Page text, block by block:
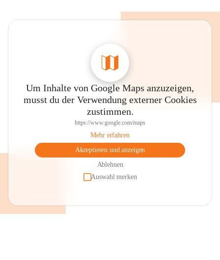
Um Inhalte von Google Maps anzuzeigen,
musst du der Verwendung externer Cookies
zustimmen.
https://www.google.com/maps
Mehr erfahren
Akzeptieren und anzeigen
Ablehnen
Auswahl merken